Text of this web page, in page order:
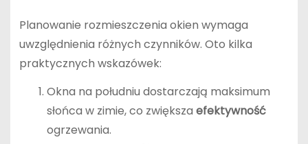
Planowanie rozmieszczenia okien wymaga
uwzględnienia różnych czynników. Oto kilka
praktycznych wskazówek:
Okna na południu dostarczają maksimum
słońca w zimie, co zwiększa efektywność
ogrzewania.